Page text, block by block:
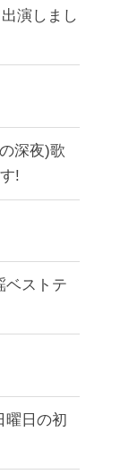
演しまし
深夜)歌
!
ベストテ
曜日の初